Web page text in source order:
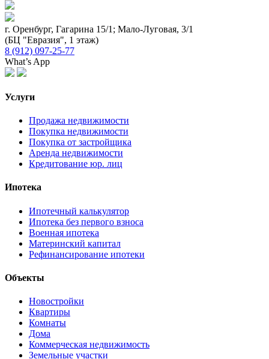
г. Оренбург, Гагарина 15/1; Мало-Луговая, 3/1
(БЦ "Евразия", 1 этаж)
8 (912) 097-25-77
What’s App
Услуги
Продажа недвижимости
Покупка недвижимости
Покупка от застройщика
Аренда недвижимости
Кредитование юр. лиц
Ипотека
Ипотечный калькулятор
Ипотека без первого взноса
Военная ипотека
Материнский капитал
Рефинансирование ипотеки
Объекты
Новостройки
Квартиры
Комнаты
Дома
Коммерческая недвижимость
Земельные участки